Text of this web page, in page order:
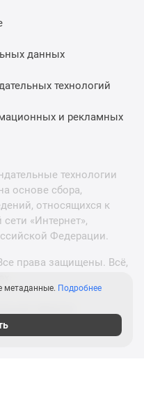
данных
технологий
и рекламных
технологии
основе сбора,
относящихся к
«Интернет»,
Федерации.
права защищены. Всё,
метаданные. Подробнее